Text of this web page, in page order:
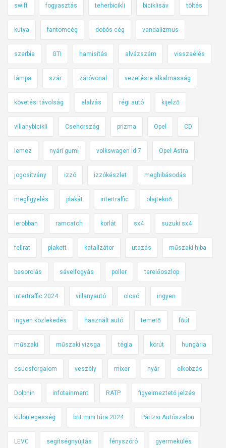
swift fogyasztás teherbicikli biciklisáv töltés
kutya fantomcég dobós cég vandalizmus
szerbia GTI hamisítás alvázszám visszaélés
lámpa szár záróvonal vezetésre alkalmasság
követési távolság elalvás régi autó kijelző
villanybicikli Csehország prizma Opel CD
lemez nyári gumi volkswagen id.7 Opel Astra
jogosítvány izzó izzókészlet meghibásodás
megfigyelés plakát intertraffic olajteknő
lerobban ramcatch korlát sx4 suzuki sx4
felirat plakett katalizátor utazás műszaki hiba
besorolás sávelfogyás poller terelőoszlop
intertraffic 2024 villanyautó olcsó ingyen
ingyen közlekedés használt autó temető főút
műszaki műszaki vizsga tégla körút hungária
csúcsforgalom veszély mixer nyár elkobzás
Dolphin infotainment RATP figyelmeztető jelzés
különlegesség brit mini túra 2024 Párizsi Autószalon
LEVC segítségnyújtás fényszóró gyermekülés